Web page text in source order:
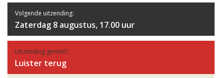
Volgende uitzending:
Zaterdag 8 augustus, 17.00 uur
Uitzending gemist?
Luister terug